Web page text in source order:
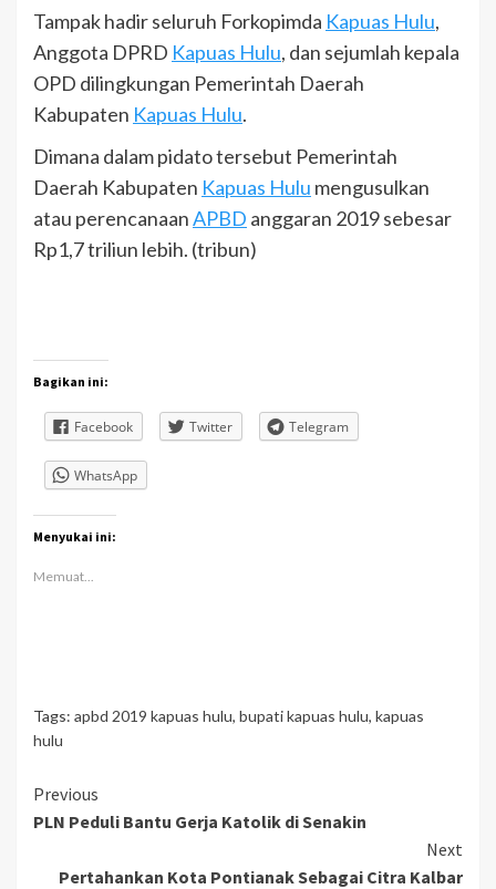
Tampak hadir seluruh Forkopimda Kapuas Hulu,
Anggota DPRD Kapuas Hulu, dan sejumlah kepala
OPD dilingkungan Pemerintah Daerah
Kabupaten Kapuas Hulu.
Dimana dalam pidato tersebut Pemerintah
Daerah Kabupaten Kapuas Hulu mengusulkan
atau perencanaanAPBD anggaran 2019 sebesar
Rp1,7 triliun lebih. (tribun)
Bagikan ini:
Facebook Twitter Telegram
WhatsApp
Menyukai ini:
Memuat...
Tags: apbd 2019 kapuas hulu, bupati kapuas hulu, kapuas
hulu
Continue
Reading
Previous
PLN Peduli Bantu Gerja Katolik di Senakin
Next
Pertahankan Kota Pontianak Sebagai Citra Kalbar